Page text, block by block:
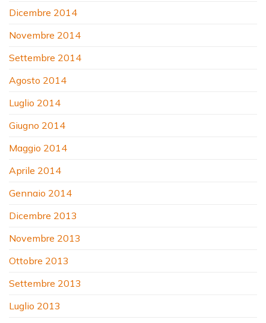
Dicembre 2014
Novembre 2014
Settembre 2014
Agosto 2014
Luglio 2014
Giugno 2014
Maggio 2014
Aprile 2014
Gennaio 2014
Dicembre 2013
Novembre 2013
Ottobre 2013
Settembre 2013
Luglio 2013